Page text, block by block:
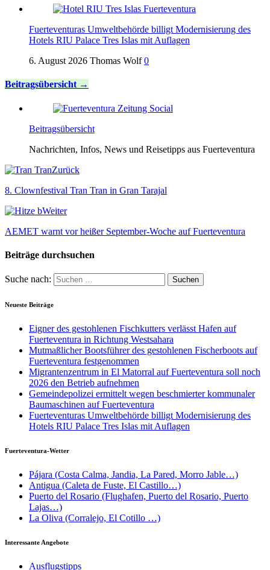
Fuerteventuras Umweltbehörde billigt Modernisierung des
Hotels RIU Palace Tres Islas mit Auflagen
6. August 2026 Thomas Wolf 0
Beitragsübersicht
Beitragsübersicht
Nachrichten, Infos, News und Reisetipps aus Fuerteventura
Zurück
8. Clownfestival Tran Tran in Gran Tarajal
Weiter
AEMET warnt vor heißer September-Woche auf Fuerteventura
Beiträge durchsuchen
Suche nach:
Neueste Beiträge
Eigner des gestohlenen Fischkutters verlässt Hafen auf
Fuerteventura in Richtung Westsahara
Mutmaßlicher Bootsführer des gestohlenen Fischerboots auf
Fuerteventura festgenommen
Migrantenzentrum in El Matorral auf Fuerteventura soll noch
2026 den Betrieb aufnehmen
Gemeindepolizei ermittelt wegen beschmierter kommunaler
Baumaschinen auf Fuerteventura
Fuerteventuras Umweltbehörde billigt Modernisierung des
Hotels RIU Palace Tres Islas mit Auflagen
Fuerteventura-Wetter
Pájara (Costa Calma, Jandia, La Pared, Morro Jable…)
Antigua (Caleta de Fuste, El Castillo…)
Puerto del Rosario (Flughafen, Puerto del Rosario, Puerto
Lajas…)
La Oliva (Corralejo, El Cotillo …)
Interessante Angebote
Ausflugstipps